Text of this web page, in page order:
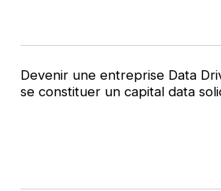
Devenir une entreprise Data
se constituer un capital data